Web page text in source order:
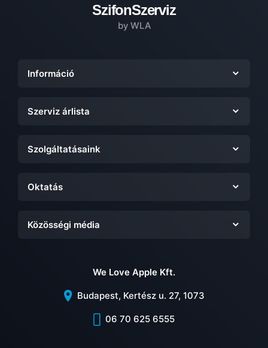
SzifonSzerviz
by WLA
Információ
Szerviz árlista
Szolgáltatásaink
Oktatás
Közösségi média
We Love Apple Kft.
Budapest, Kertész u. 27, 1073
06 70 625 6555